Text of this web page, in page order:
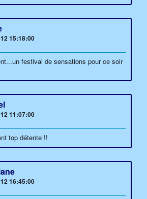
15:18:00
festival de sensations pour ce soir
11:07:00
top détente !!
16:45:00